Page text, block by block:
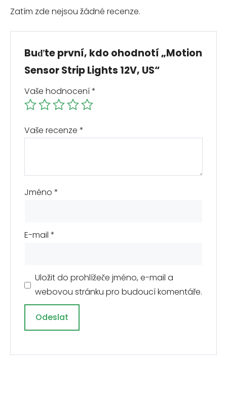
Zatím zde nejsou žádné recenze.
Buďte první, kdo ohodnotí „Motion
Sensor Strip Lights 12V, US“
Vaše hodnocení*
Vaše recenze *
Jméno *
E-mail *
Uložit do prohlížeče jméno, e-mail a
webovou stránku pro budoucí komentáře.